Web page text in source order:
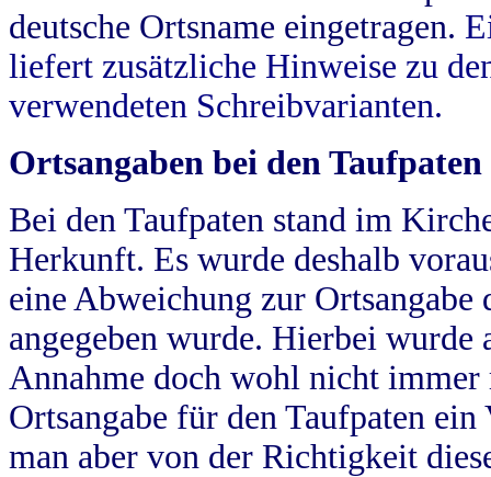
deutsche Ortsname eingetragen.
liefert zusätzliche Hinweise zu
verwendeten Schreibvarianten.
Ortsangaben bei den Taufpaten
Bei den Taufpaten stand im
Herkunft. Es wurde deshalb
eine Abweichung zur
angegeben wurde. Hierbei wurde
Annahme doch wohl nicht
Ortsangabe für den Taufpaten
man aber von der Richtigkeit